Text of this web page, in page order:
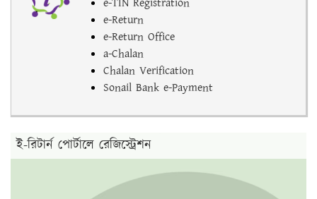
e-Return
e-Return Office
a-Chalan
Chalan Verification
Sonail Bank e-Payment
ই-রিটার্ন পোর্টালে রেজিস্ট্রেশন